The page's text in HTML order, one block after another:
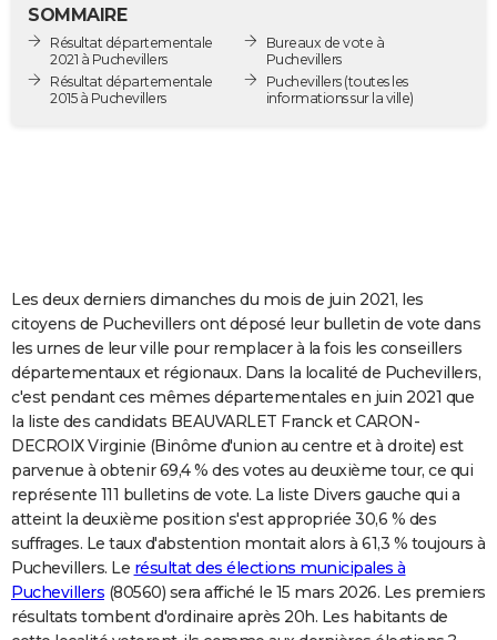
Destinations
City break
Voyage nature
Voyage de noces
Forum
Climat
GUIDES D'ACHAT
COPAINS D'AVANT
S'inscrire
Se connecter
Lycées
Collèges
Primaires
Universités
Entreprises
Service militaire
Avis de recherche
AVIS DE DÉCÈS
FORUM
Bricolage
Lifestyle
Culture
Sport
Auto
Television
Voyage
Cinema
SOMMAIRE
Résultat départementale
2021 à Puchevillers
Résultat départementale
2015 à Puchevillers
Bureaux de vote à
Puchevillers
Puchevillers(toutes les
informations sur la ville)
Les deux derniers dimanches du mois de juin 2021, les
citoyens de Puchevillers ont déposé leur bulletin de vote dans
les urnes de leur ville pour remplacer à la fois les conseillers
départementaux et régionaux. Dans la localité de Puchevillers,
c'est pendant ces mêmes départementales en juin 2021 que
la liste des candidats BEAUVARLET Franck et CARON-
DECROIX Virginie (Binôme d'union au centre et à droite) est
parvenue à obtenir 69,4 % des votes au deuxième tour, ce qui
représente 111 bulletins de vote. La liste Divers gauche qui a
atteint la deuxième position s'est appropriée 30,6 % des
suffrages. Le taux d'abstention montait alors à 61,3 % toujours à
Puchevillers. Le résultat des élections municipales à
Puchevillers (80560) sera affiché le 15 mars 2026. Les premiers
résultats tombent d'ordinaire après 20h. Les habitants de